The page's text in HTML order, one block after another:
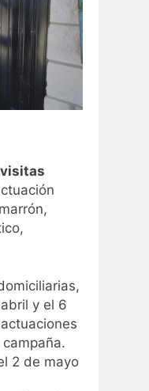
visitas
y el 6
2 de mayo